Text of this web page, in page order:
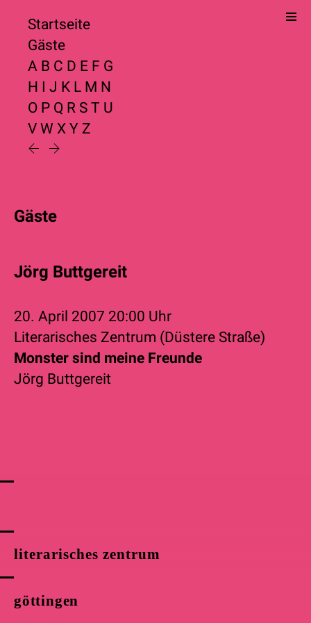
literarisches zentrum
göttingen
Startseite
Gäste
A B C D E F G
H I J K L M N
O P Q R S T U
V W X Y Z
Gäste
Jörg Buttgereit
20. April 2007 20:00 Uhr
Literarisches Zentrum (Düstere Straße)
Monster sind meine Freunde
Jörg Buttgereit